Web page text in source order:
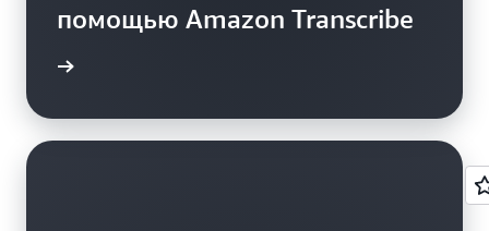
помощью Amazon Transcribe